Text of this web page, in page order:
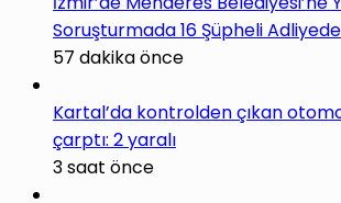
Soruşturmada 16 Şüpheli Adliyede
57 dakika önce
Kartal’da kontrolden çıkan
çarptı: 2 yaralı
3 saat önce